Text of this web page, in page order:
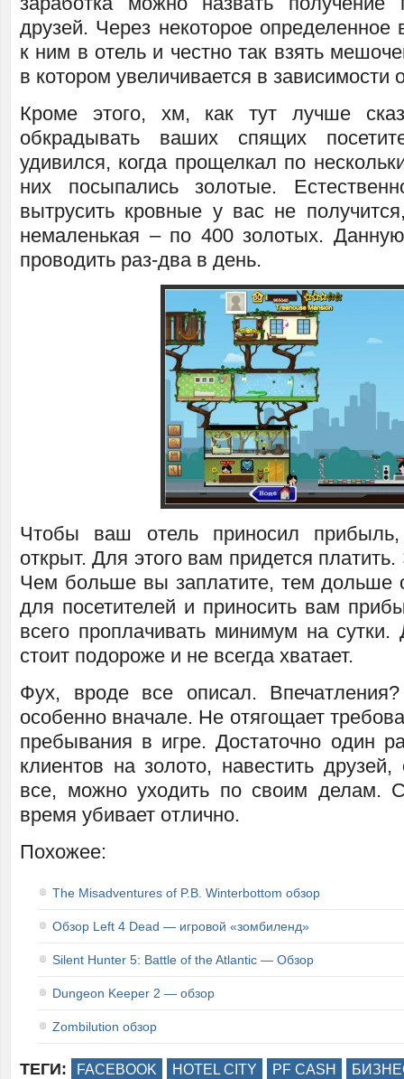
друзей. Через некоторое
к ним в отель и честно так взять
в котором увеличивается в зависимости
Кроме этого, хм, как тут лучше
обкрадывать ваших спящих
удивился, когда прощелкал по
них посыпались золотые.
вытрусить кровные у вас не
немаленькая – по 400 золотых.
проводить раз-два в день.
Чтобы ваш отель приносил
открыт. Для этого вам придется
Чем больше вы заплатите, тем дольше
для посетителей и приносить вам
всего проплачивать минимум на сутки.
стоит подороже и не всегда хватает.
Фух, вроде все описал.
особенно вначале. Не отягощает
пребывания в игре. Достаточно один
клиентов на золото, навестить
все, можно уходить по своим делам.
время убивает отлично.
Похожее:
The Misadventures of P.B. Winterbottom обзор
Обзор Left 4 Dead — игровой «зомбиленд»
Silent Hunter 5: Battle of the Atlantic — Обзор
Dungeon Keeper 2 — обзор
Zombilution обзор
ТЕГИ: FACEBOOK HOTEL CITY PF CASH